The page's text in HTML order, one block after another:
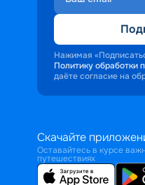
Нажимая
Политику обработки
даёте согласие на
Скачайте
Оставайтесь в курсе
путешествиях